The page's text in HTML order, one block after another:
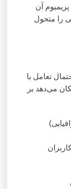
آن
را متحول
تعامل با
می‌دهد بر